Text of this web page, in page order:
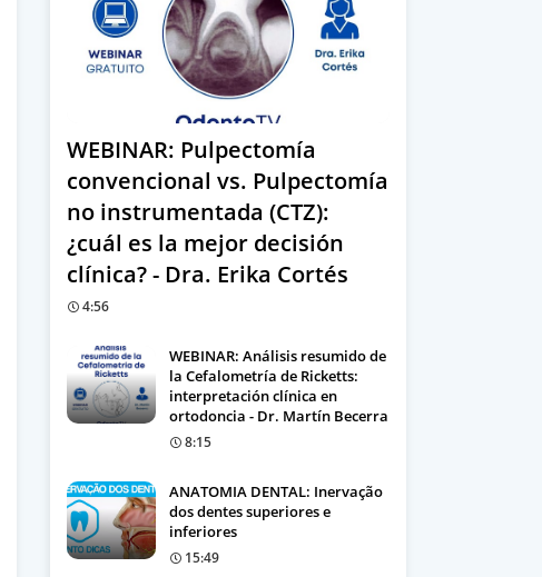
WEBINAR: Pulpectomía
convencional vs. Pulpectomía
no instrumentada (CTZ):
¿cuál es la mejor decisión
clínica? - Dra. Erika Cortés
4:56
WEBINAR: Análisis resumido de
la Cefalometría de Ricketts:
interpretación clínica en
ortodoncia - Dr. Martín Becerra
8:15
ANATOMIA DENTAL: Inervação
dos dentes superiores e
inferiores
15:49